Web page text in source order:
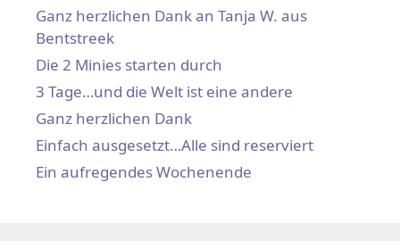
Ganz herzlichen Dank an Tanja W. aus
Bentstreek
Die 2 Minies starten durch
3 Tage…und die Welt ist eine andere
Ganz herzlichen Dank
Einfach ausgesetzt…Alle sind reserviert
Ein aufregendes Wochenende